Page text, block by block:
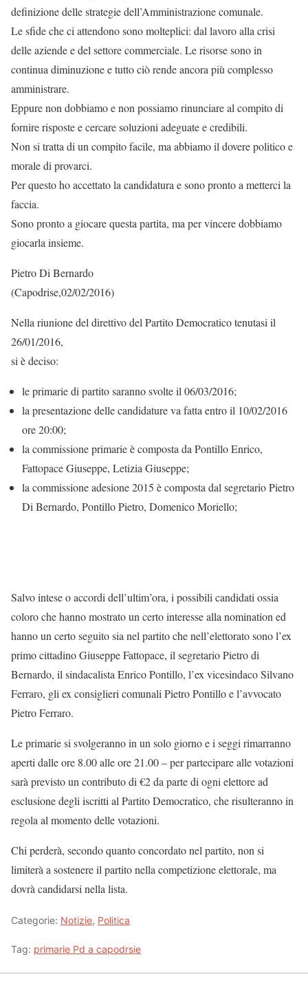
definizione delle strategie dell’Amministrazione comunale.
Le sfide che ci attendono sono molteplici: dal lavoro alla crisi
delle aziende e del settore commerciale. Le risorse sono in
continua diminuzione e tutto ciò rende ancora più complesso
amministrare.
Eppure non dobbiamo e non possiamo rinunciare al compito di
fornire risposte e cercare soluzioni adeguate e credibili.
Non si tratta di un compito facile, ma abbiamo il dovere politico e
morale di provarci.
Per questo ho accettato la candidatura e sono pronto a metterci la
faccia.
Sono pronto a giocare questa partita, ma per vincere dobbiamo
giocarla insieme.
Pietro Di Bernardo
(Capodrise,02/02/2016)
Nella riunione del direttivo del Partito Democratico tenutasi il
26/01/2016,
si è deciso:
le primarie di partito saranno svolte il 06/03/2016;
la presentazione delle candidature va fatta entro il 10/02/2016
ore 20:00;
la commissione primarie è composta da Pontillo Enrico,
Fattopace Giuseppe, Letizia Giuseppe;
la commissione adesione 2015 è composta dal segretario Pietro
Di Bernardo, Pontillo Pietro, Domenico Moriello;
Salvo intese o accordi dell’ultim’ora, i possibili candidati ossia
coloro che hanno mostrato un certo interesse alla nomination ed
hanno un certo seguito sia nel partito che nell’elettorato sono l’ex
primo cittadino Giuseppe Fattopace, il segretario Pietro di
Bernardo, il sindacalista Enrico Pontillo, l’ex vicesindaco Silvano
Ferraro, gli ex consiglieri comunali Pietro Pontillo e l’avvocato
Pietro Ferraro.
Le primarie si svolgeranno in un solo giorno e i seggi rimarranno
aperti dalle ore 8.00 alle ore 21.00 – per partecipare alle votazioni
sarà previsto un contributo di €2 da parte di ogni elettore ad
esclusione degli iscritti al Partito Democratico, che risulteranno in
regola al momento delle votazioni.
Chi perderà, secondo quanto concordato nel partito, non si
limiterà a sostenere il partito nella competizione elettorale, ma
dovrà candidarsi nella lista.
Categorie: Notizie, Politica
Tag: primarie Pd a capodrsie